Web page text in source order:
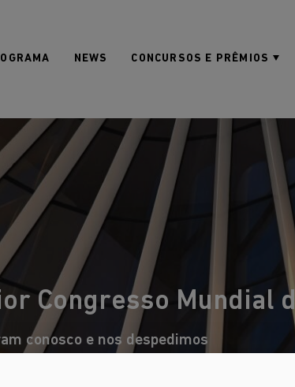
NEWS CONCURSOS E PRÊMIOS
Congresso Mundial
conosco e nos despedimos